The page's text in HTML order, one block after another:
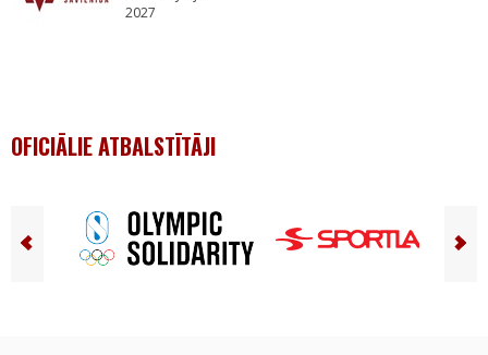
2027
OFICIĀLIE ATBALSTĪTĀJI